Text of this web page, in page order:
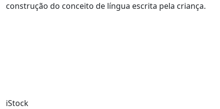
construção do conceito de língua escrita pela criança.
iStock